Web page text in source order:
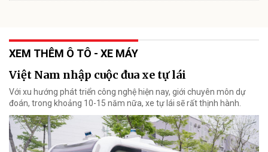
XEM THÊM Ô TÔ - XE MÁY
Việt Nam nhập cuộc đua xe tự lái
Với xu hướng phát triển công nghệ hiện nay, giới chuyên môn dự
đoán, trong khoảng 10-15 năm nữa, xe tự lái sẽ rất thịnh hành.